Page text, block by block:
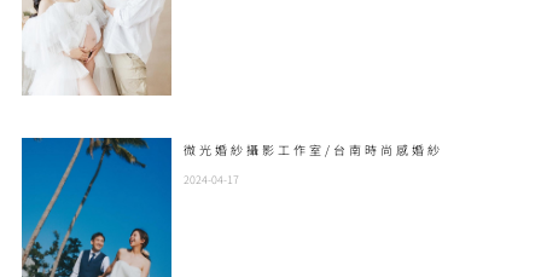
微光婚紗攝影工作室/台南時尚感婚紗
2024-04-17